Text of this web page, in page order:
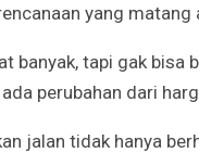
yang
banyak, tapi gak
perubahan dari
jalan tidak hanya